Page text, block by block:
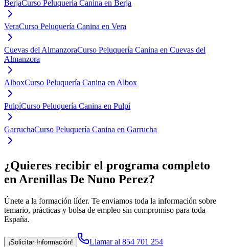
BerjaCurso Peluquería Canina en Berja
VeraCurso Peluquería Canina en Vera
Cuevas del AlmanzoraCurso Peluquería Canina en Cuevas del
Almanzora
AlboxCurso Peluquería Canina en Albox
PulpíCurso Peluquería Canina en Pulpí
GarruchaCurso Peluquería Canina en Garrucha
¿Quieres recibir el programa completo
en Arenillas De Nuno Perez?
Únete a la formación líder. Te enviamos toda la información sobre
temario, prácticas y bolsa de empleo sin compromiso para toda
España.
¡Solicitar Información! Llamar al 854 701 254